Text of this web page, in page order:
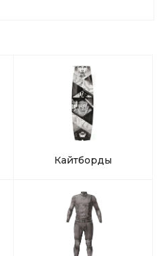
Кайтборды